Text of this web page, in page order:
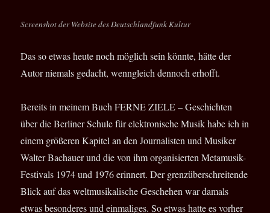
Screenshot der Website des Deutschlandfunk Kultur
Das so etwas heute noch möglich sein könnte, hätte der
Autor niemals gedacht, wenngleich dennoch erhofft.
Bereits in meinem Buch FERNE ZIELE – Geschichten
über die Berliner Schule für elektronische Musik habe ich in
einem größeren Kapitel an den Journalisten und Musiker
Walter Bachauer und die von ihm organisierten Metamusik-
Festivals 1974 und 1976 erinnert. Der grenzüberschreitende
Blick auf das weltmusikalische Geschehen war damals
etwas besonderes und einmaliges. So etwas hatte es vorher